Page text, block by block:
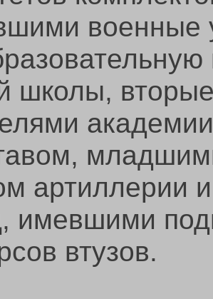
школы,
артиллерии
имевшими
втузов.